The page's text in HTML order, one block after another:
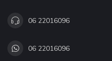
06 22016096
06 22016096